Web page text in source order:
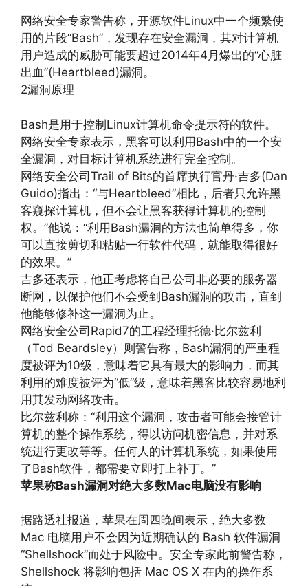
网络安全专家警告称，开源软件Linux中一个频繁使
用的片段“Bash”，发现存在安全漏洞，其对计算机
用户造成的威胁可能要超过2014年4月爆出的“心脏
出血”(Heartbleed)漏洞。
2漏洞原理
Bash是用于控制Linux计算机命令提示符的软件。
网络安全专家表示，黑客可以利用Bash中的一个安
全漏洞，对目标计算机系统进行完全控制。
网络安全公司Trail of Bits的首席执行官丹·吉多(Dan
Guido)指出：“与Heartbleed”相比，后者只允许黑
客窥探计算机，但不会让黑客获得计算机的控制
权。”他说：“利用Bash漏洞的方法也简单得多，你
可以直接剪切和粘贴一行软件代码，就能取得很好
的效果。”
吉多还表示，他正考虑将自己公司非必要的服务器
断网，以保护他们不会受到Bash漏洞的攻击，直到
他能够修补这一漏洞为止。
网络安全公司Rapid7的工程经理托德·比尔兹利
（Tod Beardsley）则警告称，Bash漏洞的严重程
度被评为10级，意味着它具有最大的影响力，而其
利用的难度被评为“低”级，意味着黑客比较容易地利
用其发动网络攻击。
比尔兹利称：“利用这个漏洞，攻击者可能会接管计
算机的整个操作系统，得以访问机密信息，并对系
统进行更改等等。任何人的计算机系统，如果使用
了Bash软件，都需要立即打上补丁。”
苹果称Bash漏洞对绝大多数Mac电脑没有影响
据路透社报道，苹果在周四晚间表示，绝大多数
Mac 电脑用户不会因为近期确认的 Bash 软件漏洞
“Shellshock”而处于风险中。安全专家此前警告称，
Shellshock 将影响包括 Mac OS X 在内的操作系